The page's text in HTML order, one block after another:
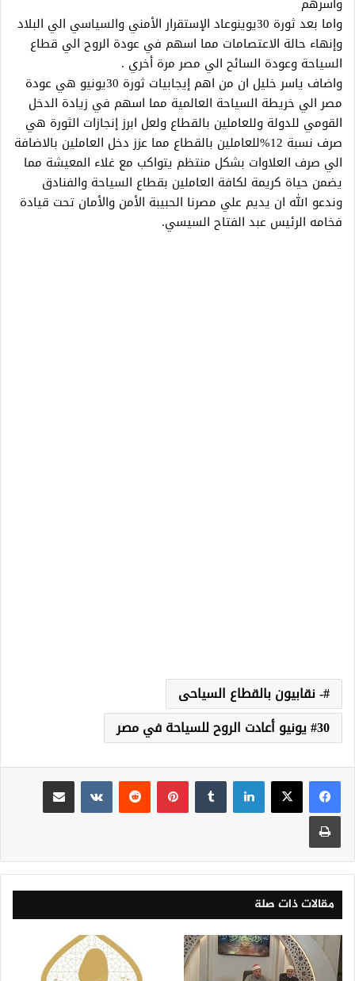
واما بعد ثورة 30يوينوعاد الإستقرار الأمني والسياسي الي البلاد
وإنهاء حالة الاعتصامات مما اسهم في عودة الروح الي قطاع
السياحة وعودة السائح الي مصر مرة أخري .
واضاف ياسر خليل ان من اهم إيجابيات ثورة 30يونيو هي عودة
مصر الي خريطة السياحة العالمية مما اسهم في زيادة الدخل
القومي للدولة وللعاملين بالقطاع ولعل ابرز إنجازات الثورة هي
صرف نسبة 12%للعاملين بالقطاع مما عزز دخل العاملين بالاضافة
الي صرف العلاوات بشكل منتظم يتواكب مع غلاء المعيشة مما
يضمن حياة كريمة لكافة العاملين بقطاع السياحة والفنادق
وندعو الله ان يديم علي مصرنا الحبيبة الأمن والأمان تحت قيادة
فخامه الرئيس عبد الفتاح السيسي.
- نقابيون بالقطاع السياحى
30 يونيو أعادت الروح للسياحة في مصر
لينكدإن بينتيريست
مقالات ذات صلة